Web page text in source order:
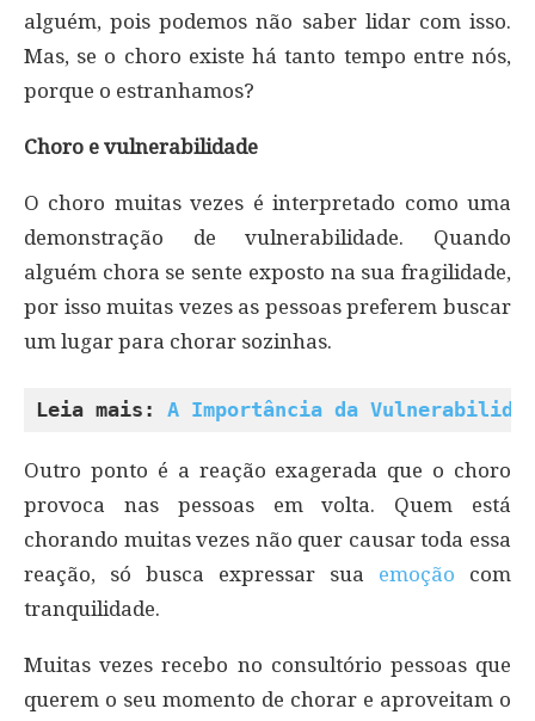
alguém, pois podemos não saber lidar com isso.
Mas, se o choro existe há tanto tempo entre nós,
porque o estranhamos?
Choro e vulnerabilidade
O choro muitas vezes é interpretado como uma
demonstração de vulnerabilidade. Quando
alguém chora se sente exposto na sua fragilidade,
por isso muitas vezes as pessoas preferem buscar
um lugar para chorar sozinhas.
Leia mais: A Importância da
Outro ponto é a reação exagerada que o choro
provoca nas pessoas em volta. Quem está
chorando muitas vezes não quer causar toda essa
reação, só busca expressar sua emoção com
tranquilidade.
Muitas vezes recebo no consultório pessoas que
querem o seu momento de chorar e aproveitam o